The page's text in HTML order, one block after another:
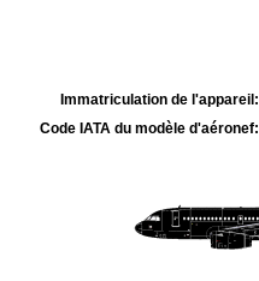
Immatriculation de l'appareil:
Code IATA du modèle d'aéronef: